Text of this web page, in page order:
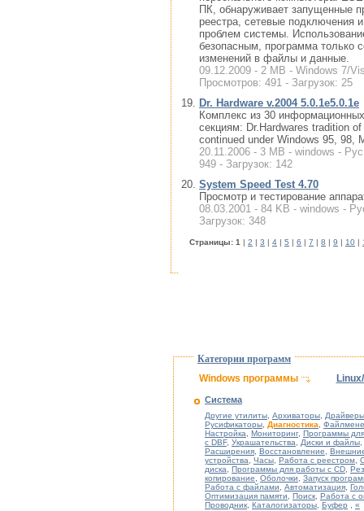
ПК, обнаруживает запущенные
реестра, сетевые подключения
проблем системы.
безопасным, программа только
изменений в файлы и данные.
09.12.2009 - 2 MB - Windows 7/
Просмотров: 491 - Загрузок: 25
Dr. Hardware v.2004 5.0.1e5.0.1e
Комплекс из 30
секциям: Dr.Hardwares tradition
continued under Windows 95, 98,
20.11.2006 - 3 MB - windows -
949 - Загрузок: 142
System Speed Test 4.70
Просмотр и тестирование
08.03.2001 - 84 KB - windows -
Загрузок: 348
Cтраницы: 1 2 3 4 5 6 7 8 9 10
Категории программ
Windows программы
Система
Другие утилиты, Архиваторы,
Русификаторы, Диагностика,
Настройка, Мониторинг, Программы
с DBF, Украшательства, Диски и файлы,
Расширения, Восстановление,
устройства, Часы, Работа с реестром,
диска, Программы для работы с CD,
копирование, Оболочки, Запуск
Работа с файлами, Автоматизация,
Оптимизация памяти, Поиск, Работа с
Проводник, Каталогизаторы, Буфер , «